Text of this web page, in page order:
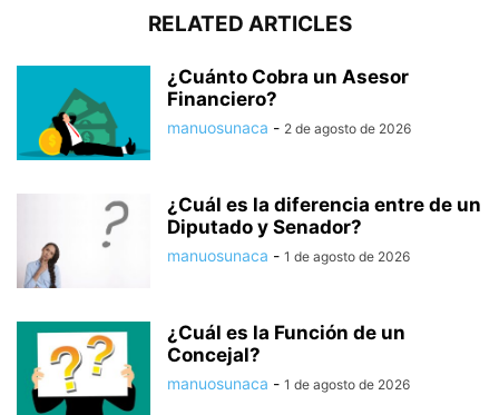
RELATED ARTICLES
¿Cuánto Cobra un Asesor
Financiero?
manuosunaca - 2 de agosto de 2026
¿Cuál es la diferencia entre de un
Diputado y Senador?
manuosunaca - 1 de agosto de 2026
¿Cuál es la Función de un
Concejal?
manuosunaca - 1 de agosto de 2026